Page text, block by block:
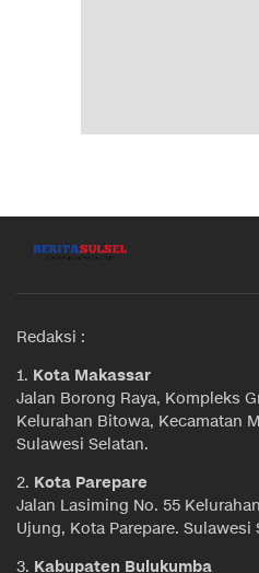
Redaksi :
1. Kota Makassar
Jalan Borong Raya, Kompleks
Kelurahan Bitowa, Kecamatan
Sulawesi Selatan.
2. Kota Parepare
Jalan Lasiming No. 55
Ujung, Kota Parepare. Sulawesi
3. Kabupaten Bulukumba